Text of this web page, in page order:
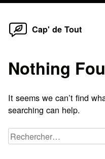
Skip
Cap' de Tout
Nothing
It seems we can’t find
searching can help.
Rechercher :